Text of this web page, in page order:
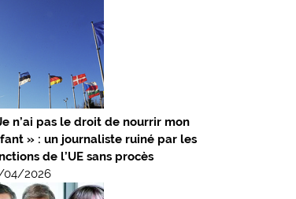
n’ai pas le droit de nourrir mon
» : un journaliste ruiné par les
de l’UE sans procès
04/2026